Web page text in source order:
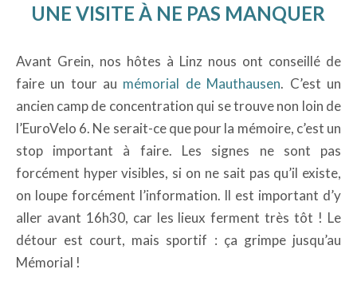
UNE VISITE À NE PAS MANQUER
Avant Grein, nos hôtes à Linz nous ont conseillé de
faire un tour au mémorial de Mauthausen. C’est un
ancien camp de concentration qui se trouve non loin de
l’EuroVelo 6. Ne serait-ce que pour la mémoire, c’est un
stop important à faire. Les signes ne sont pas
forcément hyper visibles, si on ne sait pas qu’il existe,
on loupe forcément l’information. Il est important d’y
aller avant 16h30, car les lieux ferment très tôt ! Le
détour est court, mais sportif : ça grimpe jusqu’au
Mémorial !